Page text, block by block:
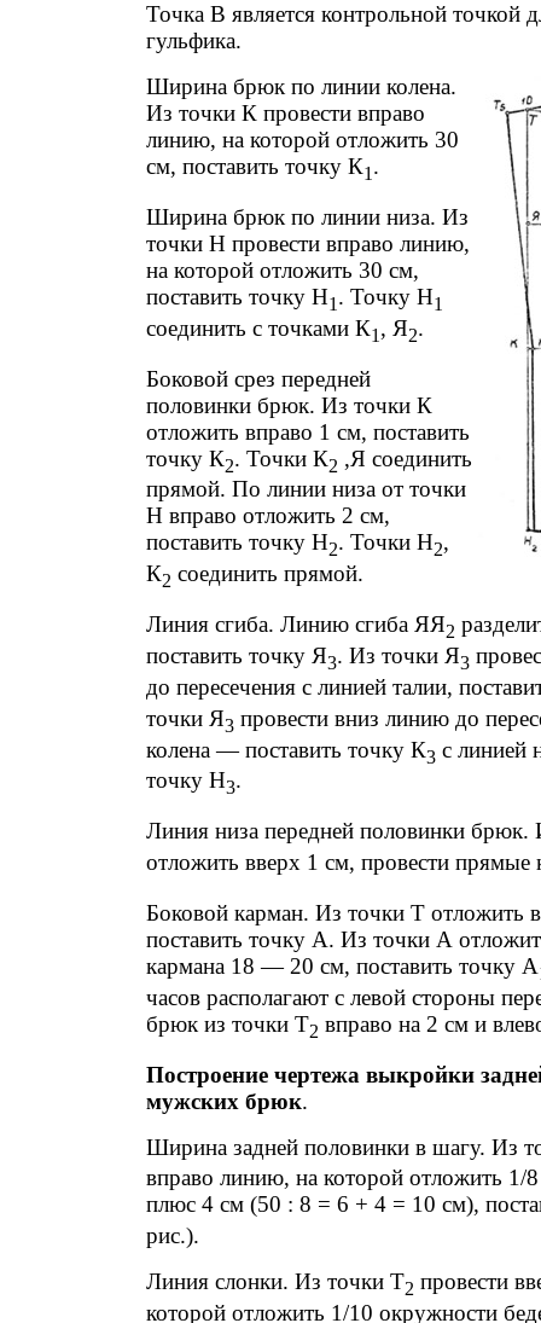
Точка В является контрольной точкой
гульфика.
Ширина брюк по линии колена.
Из точки К провести вправо
линию, на которой отложить 30
см, поставить точку К1 .
Ширина брюк по линии низа. Из
точки Н провести вправо линию,
на которой отложить 30 см,
поставить точку Н1 . Точку Н1
соединить с точками К1 , Я2.
Боковой срез передней
половинки брюк. Из точки К
отложить вправо 1 см, поставить
точку К2. Точки К2 ,Я соединить
прямой. По линии низа от точки
Н вправо отложить 2 см,
поставить точку Н2. Точки Н2,
К2 соединить прямой.
Линия сгиба. Линию сгиба ЯЯ2
поставить точку Я3. Из точки Я3
до пересечения с линией талии,
точки Я3 провести вниз линию до
колена — поставить точку К3 с линией
точку Н3.
Линия низа передней половинки брюк.
отложить вверх 1 см, провести
Боковой карман. Из точки Т отложить
поставить точку А. Из точки А
кармана 18 — 20 см, поставить точку А
часов располагают с левой стороны
брюк из точки Т2 вправо на 2 см и
Построение чертежа выкройки
мужских брюк.
Ширина задней половинки в шагу. Из
вправо линию, на которой отложить 1/
плюс 4 см (50 : 8 = 6 + 4 = 10 см),
рис.).
Линия слонки. Из точки Т2 провести
которой отложить 1/10 окружности